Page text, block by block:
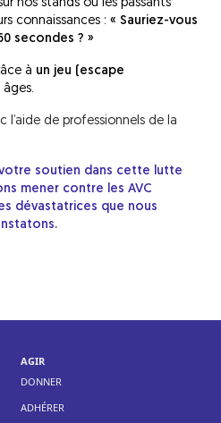
à distance
de longue durée
médico-sociales
et les aides à
l’Île de France
nos stands où les passants
connaissances :« Sauriez-vous
secondes ? »
à un jeu (escape
l’aide de professionnels de la
soutien dans cette lutte
mener contre les AVC
dévastatrices que nous
AGIR
DONNER
ADHÉRER